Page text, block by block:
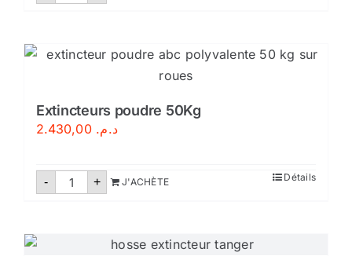
Kg
pression
Extincteurs poudre 50Kg
د.م. 2.430,00
- quantité
+ J'ACHÈTE Détails